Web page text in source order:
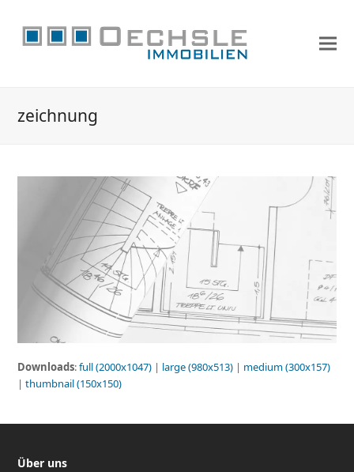
zeichnung
Downloads:full (2000x1047) | large (980x513) | medium (300x157)
|thumbnail (150x150)
Über uns